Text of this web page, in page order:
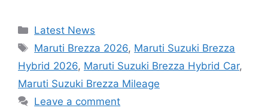
Categories
Latest News
Tags
Maruti Brezza 2026, Maruti Suzuki Brezza
Hybrid 2026, Maruti Suzuki Brezza Hybrid Car,
Maruti Suzuki Brezza Mileage
Leave a comment